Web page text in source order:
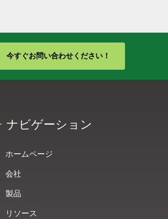
今すぐお問い合わせください！
ナビゲーション
ホームページ
会社
製品
リソース